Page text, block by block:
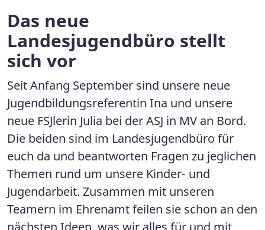
Das neue
Landesjugendbüro stellt
sich vor
Seit Anfang September sind unsere neue
Jugendbildungsreferentin Ina und unsere
neue FSJlerin Julia bei der ASJ in MV an Bord.
Die beiden sind im Landesjugendbüro für
euch da und beantworten Fragen zu jeglichen
Themen rund um unsere Kinder- und
Jugendarbeit. Zusammen mit unseren
Teamern im Ehrenamt feilen sie schon an den
nächsten Ideen, was wir alles für und mit